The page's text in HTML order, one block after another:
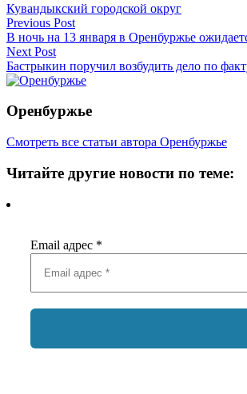
Кувандыкский городской округ
Навигация
по
записям
Previous Post
В ночь на 13 января в Оренбуржье
Next Post
Бастрыкин поручил возбудить дело по
Оренбуржье
Смотреть все статьи автора Оренбуржье
Читайте другие новости по теме:
Email адрес *